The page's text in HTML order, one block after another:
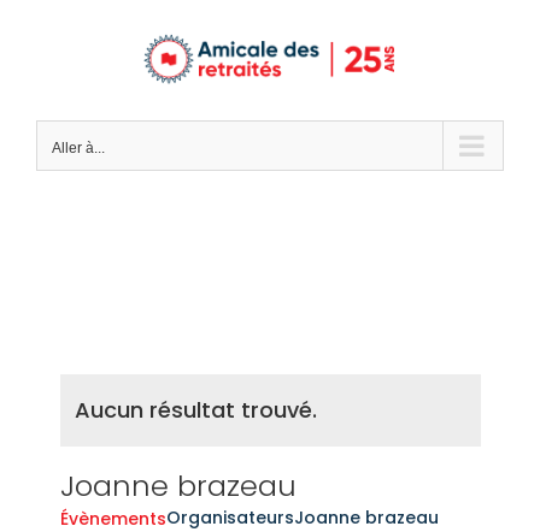
Aller à...
Aucun résultat trouvé.
Joanne brazeau
ÉvènementsOrganisateursJoanne brazeau